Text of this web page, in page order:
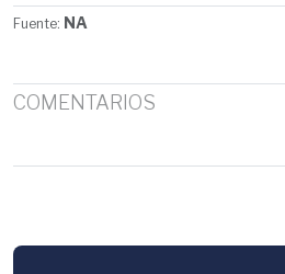
Fuente: NA
COMENTARIOS